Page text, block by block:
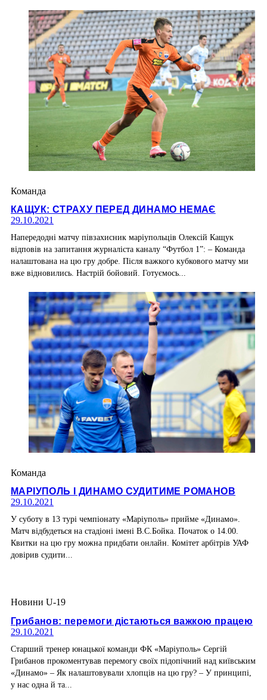
Команда
КАЩУК: СТРАХУ ПЕРЕД ДИНАМО НЕМАЄ
29.10.2021
Напередодні матчу півзахисник маріупольців Олексій Кащук
відповів на запитання журналіста каналу “Футбол 1”: – Команда
налаштована на цю гру добре. Після важкого кубкового матчу ми
вже відновились. Настрій бойовий. Готуємось...
Команда
МАРІУПОЛЬ І ДИНАМО СУДИТИМЕ РОМАНОВ
29.10.2021
У суботу в 13 турі чемпіонату «Маріуполь» прийме «Динамо».
Матч відбудеться на стадіоні імені В.С.Бойка. Початок о 14.00.
Квитки на цю гру можна придбати онлайн. Комітет арбітрів УАФ
довірив судити...
Новини U-19
Грибанов: перемоги дістаються важкою працею
29.10.2021
Старший тренер юнацької команди ФК «Маріуполь» Сергій
Грибанов прокоментував перемогу своїх підопічний над київським
«Динамо» – Як налаштовували хлопців на цю гру? – У принципі,
у нас одна й та...